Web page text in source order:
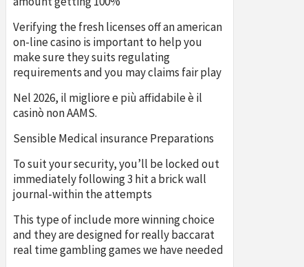
Verifying the fresh licenses off an american
on-line casino is important to help you
make sure they suits regulating
requirements and you may claims fair play
Nel 2026, il migliore e più affidabile è il
casinò non AAMS.
Sensible Medical insurance Preparations
To suit your security, you’ll be locked out
immediately following 3 hit a brick wall
journal-within the attempts
This type of include more winning choice
and they are designed for really baccarat
real time gambling games we have needed